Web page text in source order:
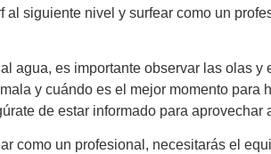
al siguiente nivel y surfear como un
agua, es importante observar las olas
y cuándo es el mejor momento para
de estar informado para aprovechar
como un profesional, necesitarás el